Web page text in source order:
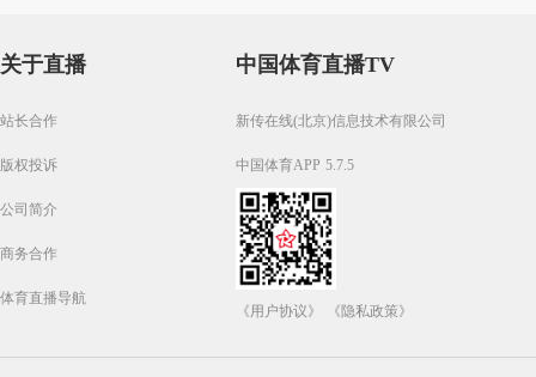
关于直播
站长合作
版权投诉
公司简介
商务合作
体育直播导航
中国体育直播TV
新传在线(北京)信息技术有限公司
中国体育APP 5.7.5
《用户协议》 《隐私政策》